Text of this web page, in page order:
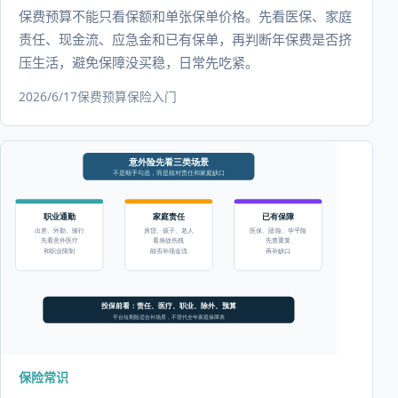
保费预算不能只看保额和单张保单价格。先看医保、家庭
责任、现金流、应急金和已有保单，再判断年保费是否挤
压生活，避免保障没买稳，日常先吃紧。
2026/6/17保费预算保险入门
保险常识